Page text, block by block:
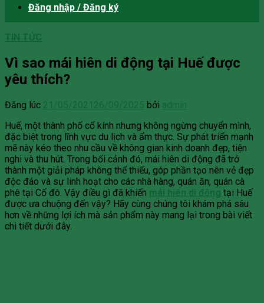
Đăng nhập / Đăng ký
TIN TỨC
Vì sao mái hiên di động tại Huế được
yêu thích?
Đăng lúc 21/05/2021 26/09/2025 bởi admin
Huế, một thành phố cổ kính nhưng không ngừng chuyển mình,
đặc biệt trong lĩnh vực du lịch và ẩm thực. Sự phát triển mạnh
mẽ này kéo theo nhu cầu về không gian kinh doanh đẹp, tiện
nghi và thu hút. Trong bối cảnh đó, mái hiên di động đã trở
thành một giải pháp không thể thiếu, góp phần tạo nên vẻ đẹp
độc đáo và sự linh hoạt cho các nhà hàng, quán ăn, quán cà
phê tại Cố đô. Vậy điều gì đã khiến mái hiên di động tại Huế
được ưa chuộng đến vậy? Hãy cùng chúng tôi khám phá sâu
hơn về những lợi ích mà sản phẩm này mang lại trong bài viết
chi tiết dưới đây.